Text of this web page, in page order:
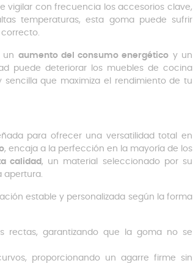
vigilar con frecuencia los accesorios clave,
temperaturas, esta goma puede sufrir
un aumento del consumo energético y un
puede deteriorar los muebles de cocina
que maximiza el rendimiento de tu
para ofrecer una versatilidad total en
, encaja a la perfección en la mayoría de los
calidad , un material seleccionado por su
apertura.
estable y personalizada según la forma
rectas, garantizando que la goma no se
proporcionando un agarre firme sin